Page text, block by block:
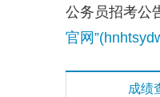
公务员招考公
官网
成绩